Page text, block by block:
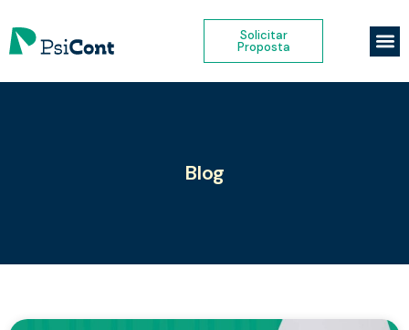
Solicitar
Proposta
Blog